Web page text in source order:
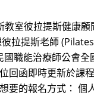
教室彼拉提斯健康
拉提斯老師
國職能治療師公會
回函即時更新於
要的報名方式：